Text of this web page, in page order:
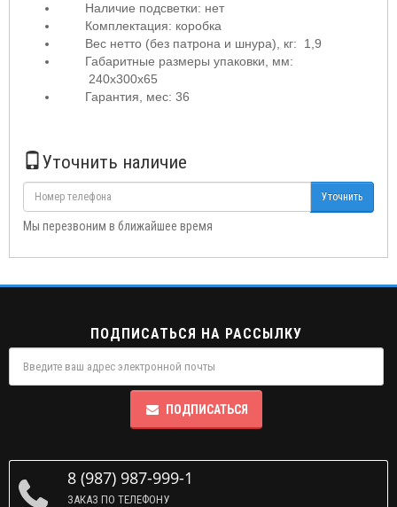
Наличие подсветки: нет
Комплектация: коробка
Вес нетто (без патрона и шнура), кг: 1,9
Габаритные размеры упаковки, мм:
240x300x65
Гарантия, мес: 36
Уточнить наличие
Уточнить
Мы перезвоним в ближайшее время
ПОДПИСАТЬСЯ НА РАССЫЛКУ
ПОДПИСАТЬСЯ
8 (987) 987-999-1
ЗАКАЗ ПО ТЕЛЕФОНУ